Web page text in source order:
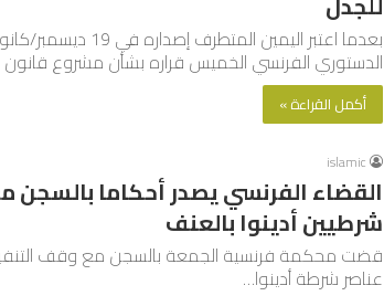
الدستوري الفرنسي الخميس قراره بشأن مشروع قانون
أكمل القراءة »
islamic
القضاء الفرنسي يصدر أحكاما بالسجن
شرطيين أدينوا بالعنف
عناصر شرطة أدينوا…